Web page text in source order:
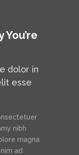
dolor in
esse
nibh
magna
ad